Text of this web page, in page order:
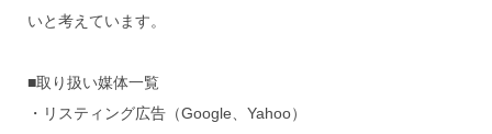
いと考えています。
■取り扱い媒体一覧
・リスティング広告（Google、Yahoo）